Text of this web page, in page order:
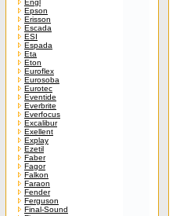
Engl
Epson
Erisson
Escada
ESI
Espada
Eta
Eton
Euroflex
Eurosoba
Eurotec
Eventide
Everbrite
Everfocus
Excalibur
Exellent
Explay
Ezetil
Faber
Fagor
Falkon
Faraon
Fender
Ferguson
Final-Sound